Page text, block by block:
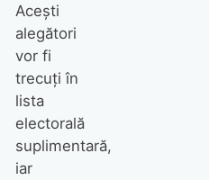
Acești
alegători
vor fi
trecuți în
lista
electorală
suplimentară,
iar